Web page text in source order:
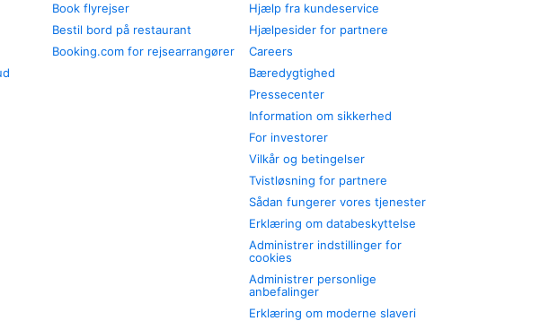
Book flyrejser
Bestil bord på restaurant
Booking.com for rejsearrangører
Hjælp fra kundeservice
Hjælpesider for partnere
Careers
Bæredygtighed
Pressecenter
Information om sikkerhed
For investorer
Vilkår og betingelser
Tvistløsning for partnere
Sådan fungerer vores tjenester
Erklæring om databeskyttelse
Administrer indstillinger for
cookies
Administrer personlige
anbefalinger
Erklæring om moderne slaveri